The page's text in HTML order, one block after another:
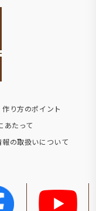
作り方のポイント
あたって
報の取扱いについて